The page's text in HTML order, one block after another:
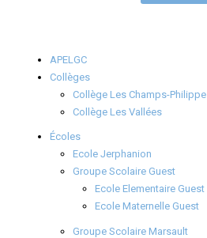
APELGC
Collèges
Collège Les Champs-Philippe
Collège Les Vallées
Écoles
Ecole Jerphanion
Groupe Scolaire Guest
Ecole Elementaire Guest
Ecole Maternelle Guest
Groupe Scolaire Marsault